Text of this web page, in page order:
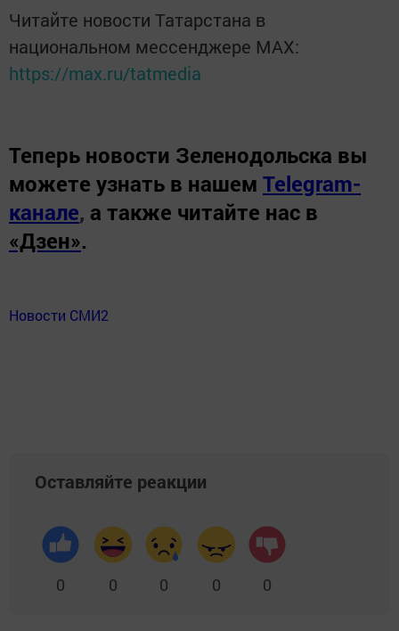
Читайте новости Татарстана в
национальном мессенджере MАХ:
https://max.ru/tatmedia
Теперь новости Зеленодольска вы
можете узнать в нашем Telegram-
канале, а также читайте нас в
«Дзен».
Новости СМИ2
Оставляйте реакции
0 0 0 0 0